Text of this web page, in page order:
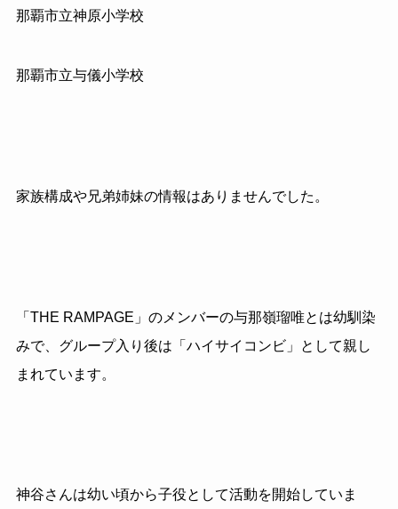
那覇市立神原小学校
那覇市立与儀小学校
家族構成や兄弟姉妹の情報はありませんでした。
「THE RAMPAGE」のメンバーの与那嶺瑠唯とは幼馴染
みで、グループ入り後は「ハイサイコンビ」として親し
まれています。
神谷さんは幼い頃から子役として活動を開始していま